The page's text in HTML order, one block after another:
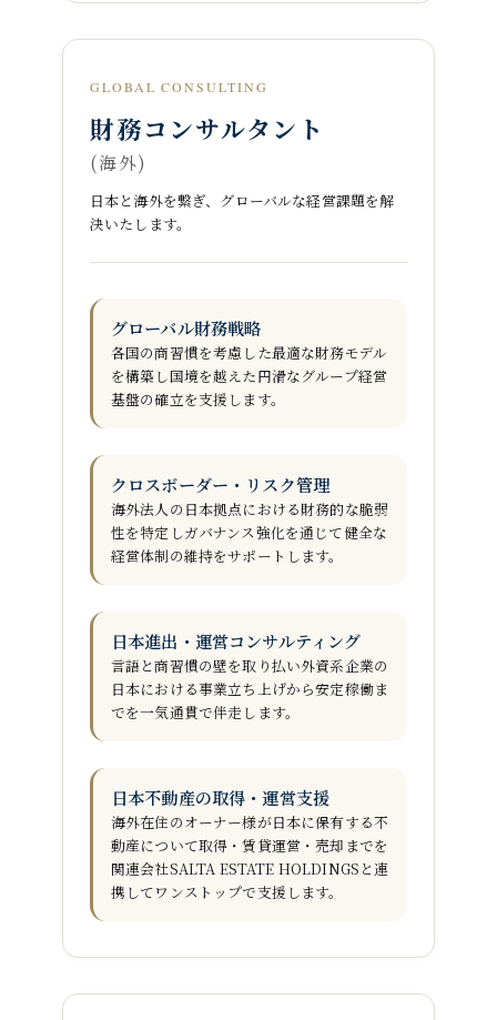
GLOBAL CONSULTING
財務コンサルタント
(海外)
日本と海外を繋ぎ、グローバルな経営課題を解
決いたします。
グローバル財務戦略
各国の商習慣を考慮した最適な財務モデル
を構築し国境を越えた円滑なグループ経営
基盤の確立を支援します。
クロスボーダー・リスク管理
海外法人の日本拠点における財務的な脆弱
性を特定しガバナンス強化を通じて健全な
経営体制の維持をサポートします。
日本進出・運営コンサルティング
言語と商習慣の壁を取り払い外資系企業の
日本における事業立ち上げから安定稼働ま
でを一気通貫で伴走します。
日本不動産の取得・運営支援
海外在住のオーナー様が日本に保有する不
動産について取得・賃貸運営・売却までを
関連会社SALTA ESTATE HOLDINGSと連
携してワンストップで支援します。